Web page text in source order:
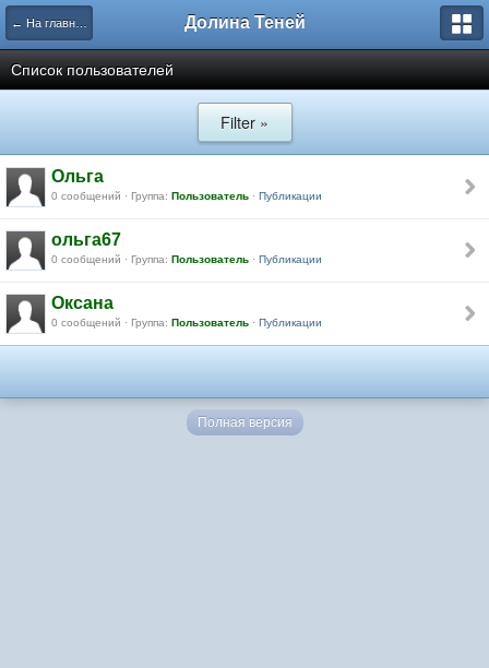
← На главную Долина Теней
Список пользователей
Filter »
Ольга
0 сообщений · Группа: Пользователь · Публикации
ольга67
0 сообщений · Группа: Пользователь · Публикации
Оксана
0 сообщений · Группа: Пользователь · Публикации
Полная версия